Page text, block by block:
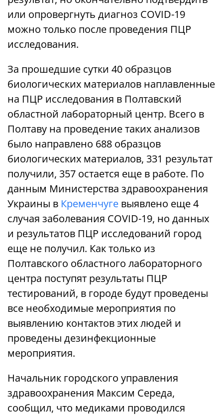
или опровергнуть диагноз COVID-19
можно только после проведения ПЦР
исследования.
За прошедшие сутки 40 образцов
биологических материалов наплавленные
на ПЦР исследования в Полтавский
областной лабораторный центр. Всего в
Полтаву на проведение таких анализов
было направлено 688 образцов
биологических материалов, 331 результат
получили, 357 остается еще в работе. По
данным Министерства здравоохранения
Украины в Кременчуге выявлено еще 4
случая заболевания COVID-19, но данных
и результатов ПЦР исследований город
еще не получил. Как только из
Полтавского областного лабораторного
центра поступят результаты ПЦР
тестирований, в городе будут проведены
все необходимые мероприятия по
выявлению контактов этих людей и
проведены дезинфекционные
мероприятия.
Начальник городского управления
здравоохранения Максим Середа,
сообщил, что медиками проводился